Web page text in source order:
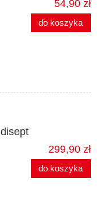
54,90 zł
do koszyka
299,90 zł
do koszyka